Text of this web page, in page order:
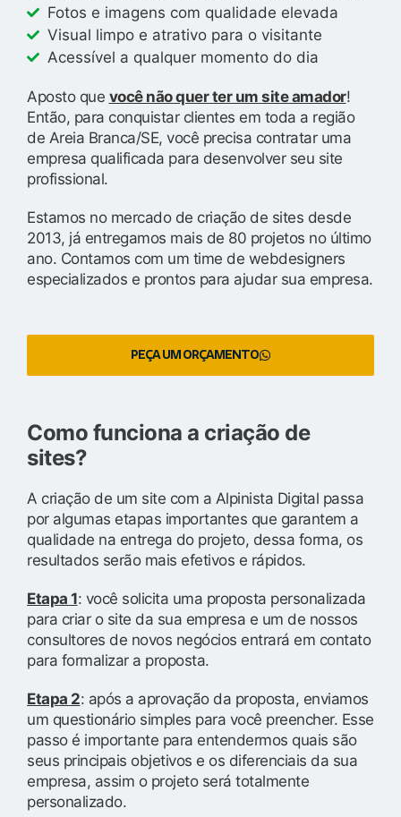
Fotos e imagens com qualidade elevada
Visual limpo e atrativo para o visitante
Acessível a qualquer momento do dia
Aposto que você não quer ter um site amador!
Então, para conquistar clientes em toda a região
de Areia Branca/SE, você precisa contratar uma
empresa qualificada para desenvolver seu site
profissional.
Estamos no mercado de criação de sites desde
2013, já entregamos mais de 80 projetos no último
ano. Contamos com um time de webdesigners
especializados e prontos para ajudar sua empresa.
PEÇA UM ORÇAMENTO
Como funciona a criação de
sites?
A criação de um site com a Alpinista Digital passa
por algumas etapas importantes que garantem a
qualidade na entrega do projeto, dessa forma, os
resultados serão mais efetivos e rápidos.
Etapa 1: você solicita uma proposta personalizada
para criar o site da sua empresa e um de nossos
consultores de novos negócios entrará em contato
para formalizar a proposta.
Etapa 2: após a aprovação da proposta, enviamos
um questionário simples para você preencher. Esse
passo é importante para entendermos quais são
seus principais objetivos e os diferenciais da sua
empresa, assim o projeto será totalmente
personalizado.